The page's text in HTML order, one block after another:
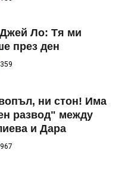
Ло: Тя ми
през ден
ни стон! Има
развод" между
и Дара